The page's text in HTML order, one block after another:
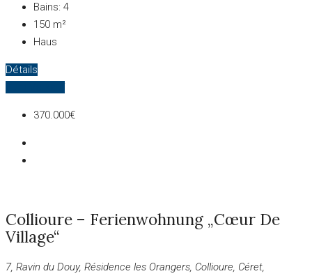
Bains: 4
150 m²
Haus
Détails
370.000€
Collioure – Ferienwohnung „Cœur De
Village“
7, Ravin du Douy, Résidence les Orangers, Collioure, Céret,